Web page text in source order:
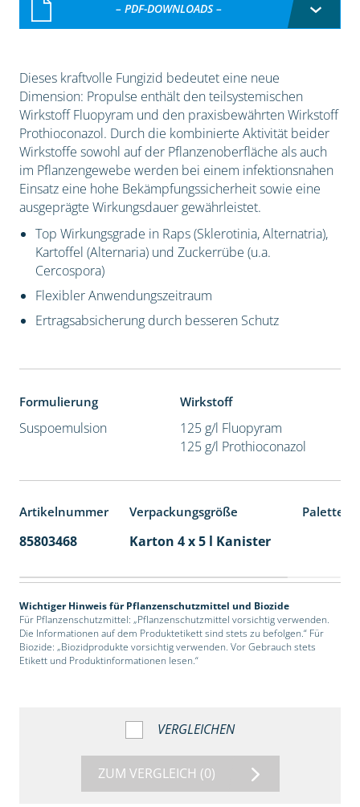
– PDF-DOWNLOADS –
Dieses kraftvolle Fungizid bedeutet eine neue
Dimension: Propulse enthält den teilsystemischen
Wirkstoff Fluopyram und den praxisbewährten Wirkstoff
Prothioconazol. Durch die kombinierte Aktivität beider
Wirkstoffe sowohl auf der Pflanzenoberfläche als auch
im Pflanzengewebe werden bei einem infektionsnahen
Einsatz eine hohe Bekämpfungssicherheit sowie eine
ausgeprägte Wirkungsdauer gewährleistet.
Top Wirkungsgrade in Raps (Sklerotinia, Alternatria),
Kartoffel (Alternaria) und Zuckerrübe (u.a.
Cercospora)
Flexibler Anwendungszeitraum
Ertragsabsicherung durch besseren Schutz
Formulierung
Suspoemulsion
Wirkstoff
125 g/l Fluopyram
125 g/l Prothioconazol
Artikelnummer Verpackungsgröße
85803468 Karton 4 x 5 l Kanister
Wichtiger Hinweis für Pflanzenschutzmittel und Biozide
Für Pflanzenschutzmittel: „Pflanzenschutzmittel vorsichtig verwenden.
Die Informationen auf dem Produktetikett sind stets zu befolgen.“ Für
Biozide: „Biozidprodukte vorsichtig verwenden. Vor Gebrauch stets
Etikett und Produktinformationen lesen.“
VERGLEICHEN
ZUM VERGLEICH (0)